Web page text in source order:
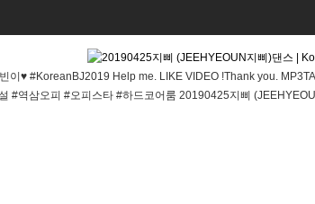
♥ #KoreanBJ2019 Help me. LIKE VIDEO !Thank you.
#역삼오피 #오피스타 #하드코어룸 20190425지삐